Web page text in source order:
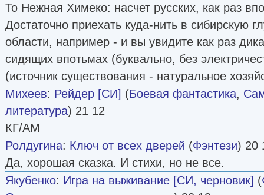
To Нежная Химеко: насчет русских, как раз
Достаточно приехать куда-нить в сибирскую
области, например - и вы увидите как раз
сидящих впотьмах (буквально, без
(источник существования - натуральное
Михеев: Рейдер [СИ] (Боевая фантастика,
литература) 21 12
КГ/АМ
Ролдугина: Ключ от всех дверей (Фэнтези) 20
Да, хорошая сказка. И стихи, но не все.
Якубенко: Игра на выживание [СИ, черновик] (